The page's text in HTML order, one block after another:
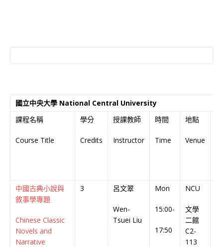
國立中央大學 National Central University
課程名稱
Course Title
學分
Credits
授課教師
Instructor
時間
Time
地點
Venue
中國古典小說與
敘事學專題
Chinese Classic
Novels and
Narrative
3 呂文翠
Wen-
Tsuei Liu
Mon
15:00-
17:50
NCU
文學
二館
C2-
113